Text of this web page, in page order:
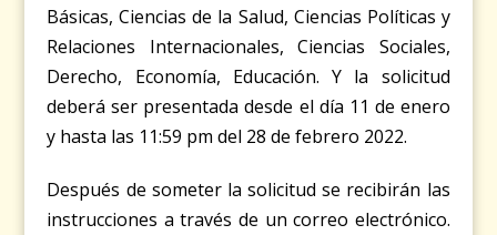
Básicas, Ciencias de la Salud, Ciencias Políticas y
Relaciones Internacionales, Ciencias Sociales,
Derecho, Economía, Educación. Y la solicitud
deberá ser presentada desde el día 11 de enero
y hasta las 11:59 pm del 28 de febrero 2022.
Después de someter la solicitud se recibirán las
instrucciones a través de un correo electrónico.